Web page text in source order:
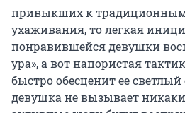
привыкших к
ухаживания, то легкая
понравившейся девушки
ура», а вот напористая
быстро обесценит ее светлый
девушка не вызывает